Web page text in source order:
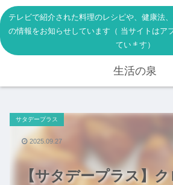
テレビで紹介された料理のレシピや、健康法
の情報をお知らせしています（ 当サイトはア
ています）
生活の泉
【サタデープラス】
サタデープラス
2025.09.27